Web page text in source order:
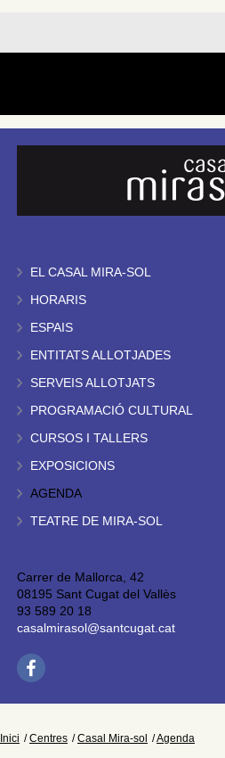
EL CASAL MIRA-SOL
HORARIS
ESPAIS
ENTITATS ALLOTJADES
SERVEIS ALLOTJATS
PROGRAMACIÓ CULTURAL
CURSOS I TALLERS
EXPOSICIONS
AGENDA
TEATRE DE MIRA-SOL
Carrer de Mallorca, 42
08195 Sant Cugat del Vallès
93 589 20 18
casalmirasol@santcugat.cat
Inici Centres Casal Mira-sol Agenda